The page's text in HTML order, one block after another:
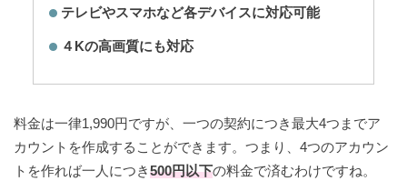
テレビやスマホなど各デバイスに対応可能
４Kの高画質にも対応
料金は一律1,990円ですが、一つの契約につき最大4つまでア
カウントを作成することができます。つまり、4つのアカウン
トを作れば一人につき500円以下の料金で済むわけですね。